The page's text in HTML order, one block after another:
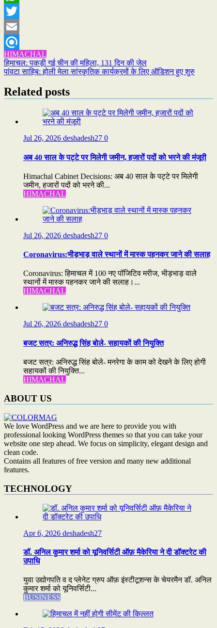
WhatsApp
Twitter
Email
Refind
HIMACHAL
Post
navigation
हिमाचल: पकड़ी गई चीन की महिला, 131 दिन की जेल
पांवटा साहिब: होली मेला सांस्कृतिक कार्यक्रमों के लिए ऑडिशन हुए शुरु
Related posts
Jul 26, 2026 deshadesh27 0
अब 40 साल के पट्टे पर मिलेगी जमीन, हजारों पदों को भरने की मंजूरी
Himachal Cabinet Decisions: अब 40 साल के पट्टे पर मिलेगी
जमीन, हजारों पदों को भरने की...
HIMACHAL
Jul 26, 2026 deshadesh27 0
Coronavirus:भीड़भाड़ वाले स्थानों में मास्क पहनकर जाने की सलाह
Coronavirus: हिमाचल में 100 नए पॉजिटिव मरीज, भीड़भाड़ वाले
स्थानों में मास्क पहनकर जाने की सलाह।...
HIMACHAL
Jul 26, 2026 deshadesh27 0
बजट सत्र: अनिरुद्ध सिंह बोले- सहायकों की नियुक्ति
बजट सत्र: अनिरुद्ध सिंह बोले- मनरेगा के काम को देखने के लिए होगी
सहायकों की नियुक्ति...
HIMACHAL
ABOUT US
We love WordPress and we are here to provide you with
professional looking WordPress themes so that you can take your
website one step ahead. We focus on simplicity, elegant design and
clean code.
Contains all features of free version and many new additional
features.
TECHNOLOGY
Apr 6, 2026 deshadesh27
डॉ. अनिल कुमार शर्मा को यूनिवर्सिटी ऑफ़ मैकेरिया ने दी डॉक्टरेट की
उपाधि
युवा उद्योगपति व द प्लेनेट ग्रुप ऑफ़ इंस्टीटूशन्स के चेयरमैन डॉ. अनिल
कुमार शर्मा को यूनिवर्सिटी...
BUSINESS